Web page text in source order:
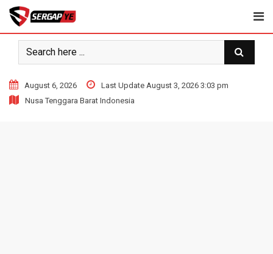
Skip
content
August 6, 2026
Last Update August 3, 2026 3:03 pm
Nusa Tenggara Barat Indonesia